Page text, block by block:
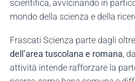
scientifica, avvicinando in
mondo della scienza e della
Frascati Scienza parte dagli oltre
dell’area tuscolana e romana,
attività intende rafforzare la